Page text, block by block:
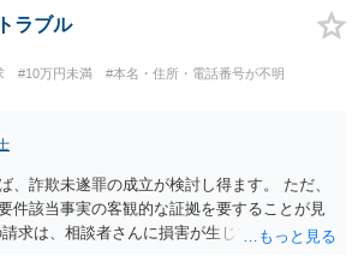
ラブル
#10万円未満 #本名・住所・電話番号が不明
、詐欺未遂罪の成立が検討し得ます。 ただ、
件該当事実の客観的な証拠を要することが見
求は、相談者さんに損害が生じていない以